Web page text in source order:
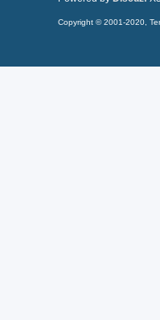
Copyright © 2001-2020,